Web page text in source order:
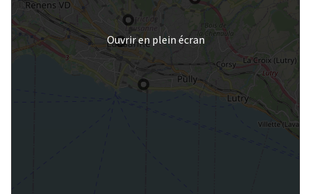
Ouvrir en plein écran